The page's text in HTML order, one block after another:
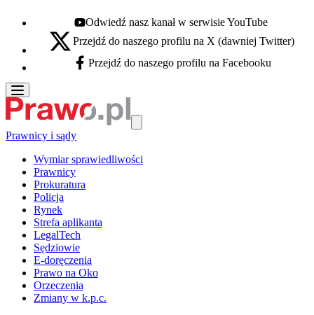
Youtube - otwiera się w nowej karcie
Odwiedź nasz kanał w serwisie YouTube
X - otwiera się w nowej karcie
Przejdź do naszego profilu na X (dawniej Twitter)
Facebook - otwiera się w nowej karcie
Przejdź do naszego profilu na Facebooku
Prawnicy i sądy
Wymiar sprawiedliwości
Prawnicy
Prokuratura
Policja
Rynek
Strefa aplikanta
LegalTech
Sędziowie
E-doręczenia
Prawo na Oko
Orzeczenia
Zmiany w k.p.c.